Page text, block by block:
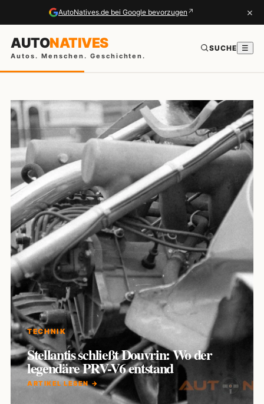
AutoNatives.de bei Google bevorzugen ↗ ×
AUTONATIVES
Autos. Menschen. Geschichten.
SUCHE ☰
TECHNIK
Stellantis schließt Douvrin: Wo der
legendäre PRV-V6 entstand
ARTIKEL LESEN →